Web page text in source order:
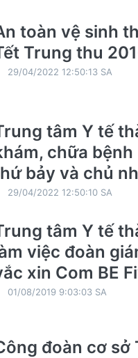
toàn vệ sinh
Trung thu
29/04/2022 12:50:13 SA
tâm Y tế
chữa bệnh
bảy và chủ
29/04/2022 12:50:10 SA
tâm Y tế
việc đoàn
xin Com BE
01/08/2019 9:03:03 SA
đoàn cơ sở